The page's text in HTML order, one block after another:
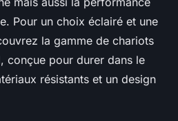
Pour un choix éclairé et une
la gamme de chariots
conçue pour durer dans le
résistants et un design